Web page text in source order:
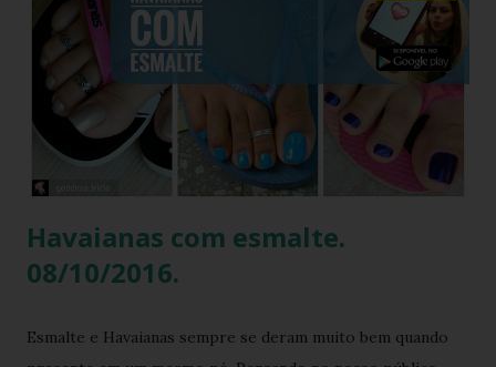
Havaianas . A ironia da "Basiquinha": O figurino de joias
Antes de chegarmos aos pés, precisamos falar sobre a
armadura de brilho que Paolla ostentou. O conjunto,
composto por um top e uma minissaia, não era apenas
"bordado", mas sim uma escultura de pedrarias
Havaianas com esmalte.
08/10/2016.
Esmalte e Havaianas sempre se deram muito bem quando